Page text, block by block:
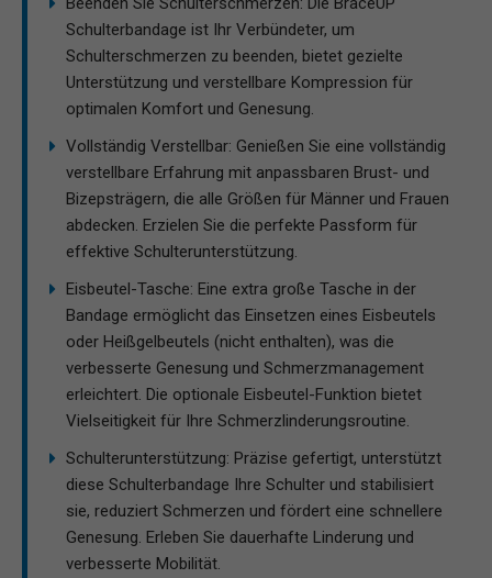
Schulterbandage ist Ihr Verbündeter, um
Schulterschmerzen zu beenden, bietet gezielte
Unterstützung und verstellbare Kompression für
optimalen Komfort und Genesung.
Vollständig Verstellbar: Genießen Sie eine vollständig
verstellbare Erfahrung mit anpassbaren Brust- und
Bizepsträgern, die alle Größen für Männer und Frauen
abdecken. Erzielen Sie die perfekte Passform für
effektive Schulterunterstützung.
Eisbeutel-Tasche: Eine extra große Tasche in der
Bandage ermöglicht das Einsetzen eines Eisbeutels
oder Heißgelbeutels (nicht enthalten), was die
verbesserte Genesung und Schmerzmanagement
erleichtert. Die optionale Eisbeutel-Funktion bietet
Vielseitigkeit für Ihre Schmerzlinderungsroutine.
Schulterunterstützung: Präzise gefertigt, unterstützt
diese Schulterbandage Ihre Schulter und stabilisiert
sie, reduziert Schmerzen und fördert eine schnellere
Genesung. Erleben Sie dauerhafte Linderung und
verbesserte Mobilität.